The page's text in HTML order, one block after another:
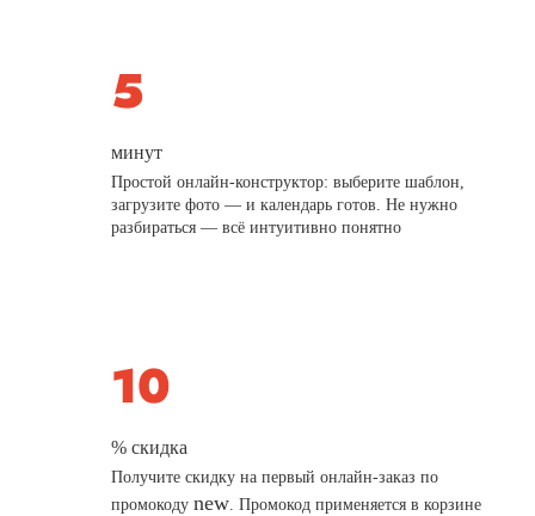
минут
Простой онлайн-конструктор: выберите шаблон,
загрузите фото — и календарь готов. Не нужно
разбираться — всё интуитивно понятно
% скидка
Получите скидку на первый онлайн-заказ по
промокодуnew. Промокод применяется в корзине